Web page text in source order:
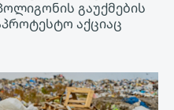
გაუქმების
აქციაც